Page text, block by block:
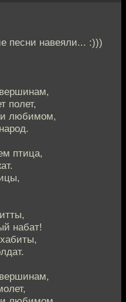
песни навеяли... :)))
полет,
и любимом,
птица,
набат!